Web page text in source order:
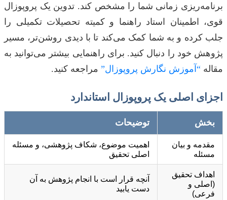
برنامه‌ریزی زمانی شما را مشخص کند. تدوین یک پروپوزال
قوی، اطمینان استاد راهنما و کمیته تحصیلات تکمیلی را
جلب کرده و به شما کمک می‌کند تا با دیدی روشن‌تر، مسیر
پژوهش خود را دنبال کنید. برای راهنمایی بیشتر می‌توانید به
مقاله “آموزش نگارش پروپوزال” مراجعه کنید.
اجزای اصلی یک پروپوزال استاندارد
بخش توضیحات
مقدمه و بیان
مسئله
اهمیت موضوع، شکاف پژوهشی، و مسئله
اصلی تحقیق
اهداف تحقیق
(اصلی و
فرعی)
آنچه قرار است با انجام پژوهش به آن
دست یابید